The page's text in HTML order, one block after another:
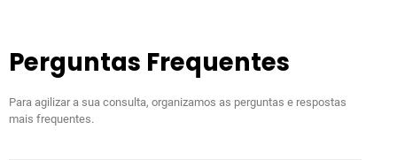
Perguntas Frequentes
Para agilizar a sua consulta, organizamos as perguntas e respostas
mais frequentes.